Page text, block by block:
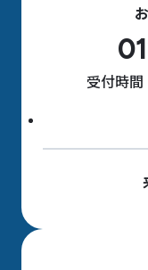
受付時間